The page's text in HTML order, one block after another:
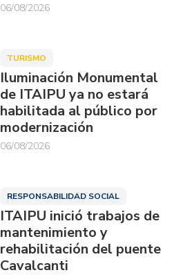
06/08/2026
TURISMO
Iluminación Monumental
de ITAIPU ya no estará
habilitada al público por
modernización
06/08/2026
RESPONSABILIDAD SOCIAL
ITAIPU inició trabajos de
mantenimiento y
rehabilitación del puente
Cavalcanti